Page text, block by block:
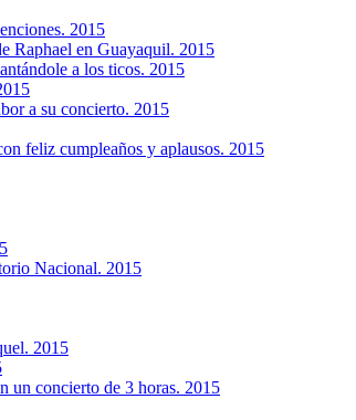
2015
Raphael en Guayaquil. 2015
a los ticos. 2015
a su concierto. 2015
feliz cumpleaños y aplausos. 2015
Nacional. 2015
2015
un concierto de 3 horas. 2015